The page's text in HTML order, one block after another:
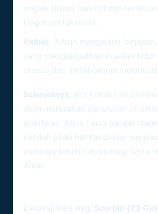
segala situasi dan bekerja terlalu
target perfeksionis.
Akibat: Tubuh mengalami lonjakan
yang mengakibatkan kualitas tidur
drastis dan metabolisme
Selanjutnya, jika kondisi ini
akan merasakan penurunan
signifikan. Anda harus belajar
kendali pada hal-hal di luar
menjaga kesehatan jantung serta
Anda.
Detoksifikasi bagi Scorpio (23